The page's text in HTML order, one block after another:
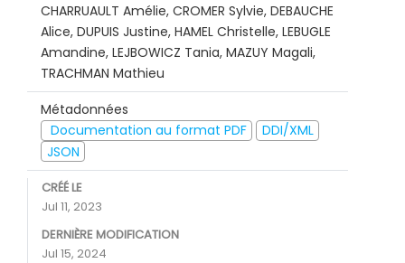
CHARRUAULT Amélie, CROMER Sylvie, DEBAUCHE
Alice, DUPUIS Justine, HAMEL Christelle, LEBUGLE
Amandine, LEJBOWICZ Tania, MAZUY Magali,
TRACHMAN Mathieu
Métadonnées
Documentation au format PDF
DDI/XML
JSON
CRÉÉ LE
Jul 11, 2023
DERNIÈRE MODIFICATION
Jul 15, 2024